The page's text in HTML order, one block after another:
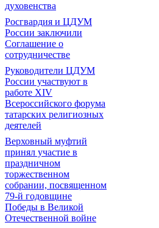
духовенства
Росгвардия и ЦДУМ
России заключили
Соглашение о
сотрудничестве
Руководители ЦДУМ
России участвуют в
работе XIV
Всероссийского форума
татарских религиозных
деятелей
Верховный муфтий
принял участие в
праздничном
торжественном
собрании, посвященном
79-й годовщине
Победы в Великой
Отечественной войне